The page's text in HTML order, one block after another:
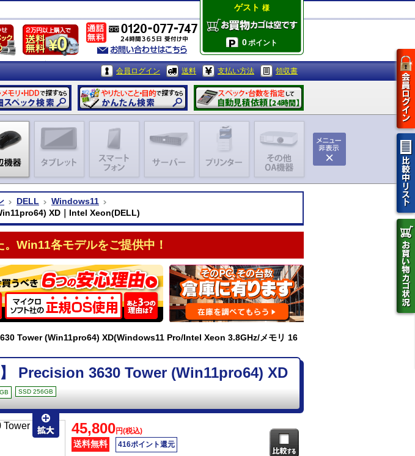
ゲスト 様
0ポイント
会員ログイン 送料 支払い方法 領収書
DELL
Windows11
XD｜Intel Xeon(DELL)
Win11各モデルをご提供中！
Tower (Win11pro64) XD(Windows11 Pro/Intel Xeon 3.8GHz/メモリ 16
Precision 3630 Tower (Win11pro64) XD
SSD 256GB
45,800円(税込)
送料無料 416ポイント還元